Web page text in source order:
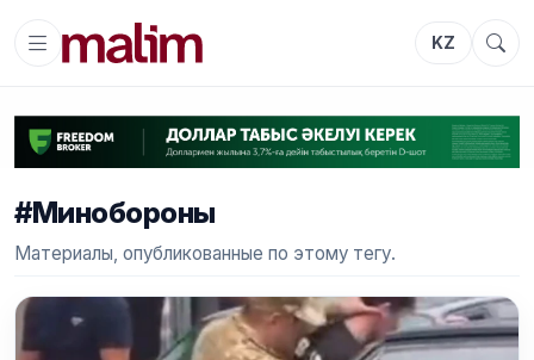
KZ
#Минобороны
Материалы, опубликованные по этому тегу.